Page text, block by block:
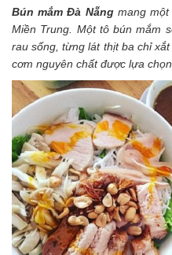
Bún mắm Đà Nẵng mang
Miền Trung. Một tô bún mắm
rau sống, từng lát thịt ba chỉ
cơm nguyên chất được lựa chọn